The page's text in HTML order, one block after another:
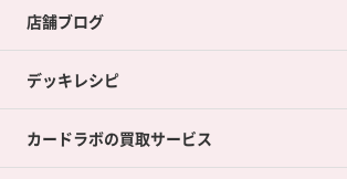
店舗ブログ
デッキレシピ
カードラボの買取サービス